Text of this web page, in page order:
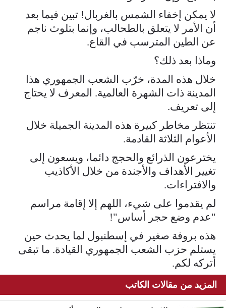
لا يمكن إخفاء الشمس بالغربال! تبين فيما بعد
أن الأمر لا يتعلق بالطحالب، وإنما بتلوث ناجم
عن الطين المترسب في القاع.
وماذا بعد ذلك؟
خلال هذه المدة، خرّب الشعب الجمهوري هذا
المدينة ذات الشهرة العالمية. المعرف لا يحتاج
إلى تعريف.
تنتظر مخاطر كبيرة هذه المدينة الجميلة خلال
الأعوام الثلاثة القادمة.
يخترعون الذرائع والحجج دائما، ويسعون إلى
تغيير الأهداف والأجندة من خلال الأكاذيب
والافتراءات.
لم يقدموا على شيء، اللهم إلا إقامة مراسم
"عدم وضع حجر أساس"!
هذه بروفة صغير في إسطنبول لما يحدث حين
يستلم حزب الشعب الجمهوري القيادة. ما تبقى
أتركه لكم.
المزيد من مقالات الكاتب